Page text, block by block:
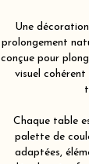
Une
prolongement
conçue pour
visuel
Chaque table
palette de
adaptées,